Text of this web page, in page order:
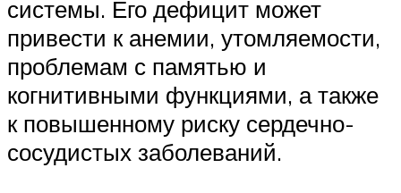
системы. Его дефицит может
привести к анемии, утомляемости,
проблемам с памятью и
когнитивными функциями, а также
к повышенному риску сердечно-
сосудистых заболеваний.